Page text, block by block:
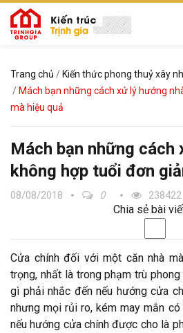
Trang chủ
Kiến thức phong thuỷ xây
Mách bạn những cách xử lý hướng
mà hiệu quả
Mách bạn những cách
không hợp tuổi đơn
08/08/2018 0 238422
Chia sẻ bài
Cửa chính đối với một căn nhà
trọng, nhất là trong phạm trù
gì phải nhắc đến nếu hướng cửa
nhưng mọi rủi ro, kém may mắn
nếu hướng cửa chính được cho là